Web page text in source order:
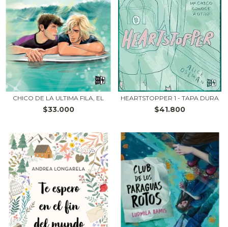
CHICO DE LA ULTIMA FILA, EL
$33.000
HEARTSTOPPER 1 - TAPA DURA
$41.800